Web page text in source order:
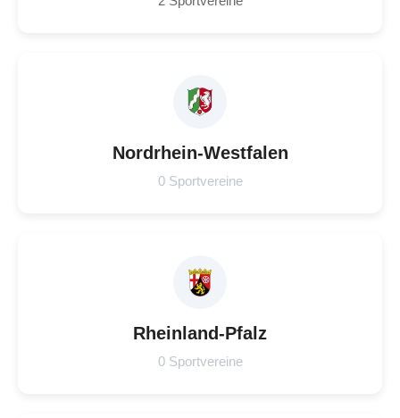
Nordrhein-Westfalen
0 Sportvereine
Rheinland-Pfalz
0 Sportvereine